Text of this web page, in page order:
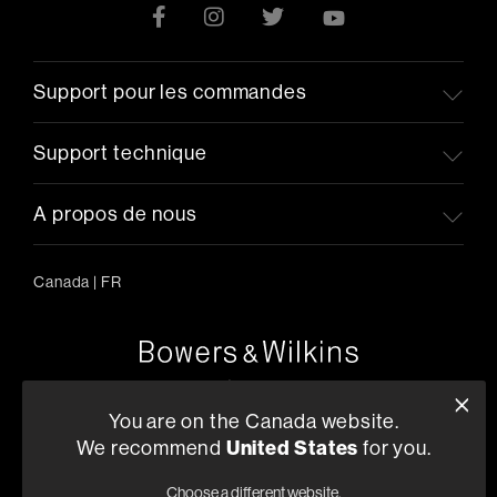
Support pour les commandes
Support technique
A propos de nous
Canada | FR
5541 Fermi Court Carlsbad, CA 92008
1-800-370-3740
Trouver un Revendeur
You are on the Canada website.
We recommend United States for you.
Choose a different website.